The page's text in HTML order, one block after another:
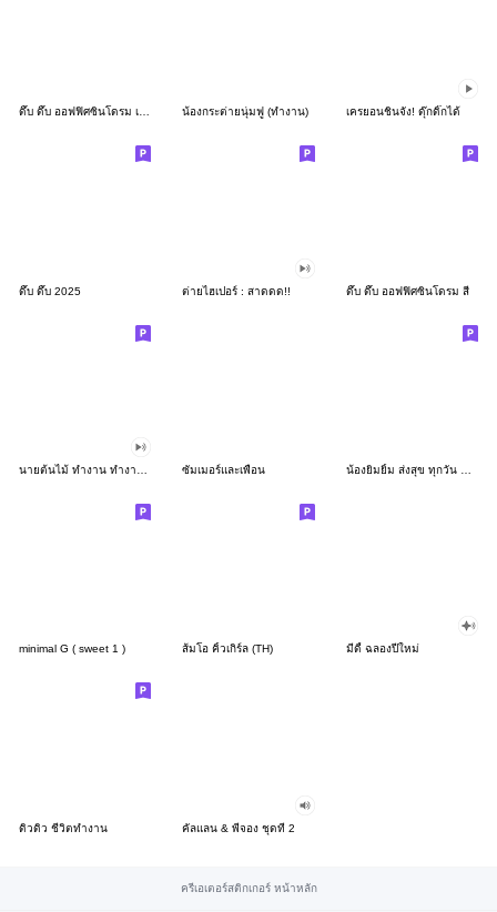
ดึ๊บ ดึ๊บ ออฟฟิศซินโดรม เก้า น้องกระต่ายนุ่มฟู (ทำงาน) เครยอนชินจัง! ดุ๊กดิ๊กได้
ดึ๊บ ดึ๊บ 2025 ต่ายไฮเปอร์ : สาดดด!! ดึ๊บ ดึ๊บ ออฟฟิศซินโดรม สี่
ซัมเมอร์และเพื่อน
minimal G ( sweet 1 ) ส้มโอ คิ้วเกิร์ล (TH) มีดี้ ฉลองปีใหม่
ดิวดิว ชีวิตทำงาน คัลแลน & พี่จอง ชุดที่ 2
ครีเอเตอร์สติกเกอร์ หน้าหลัก